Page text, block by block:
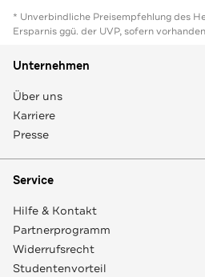
* Unverbindliche Preisempfehlung des
Ersparnis ggü. der UVP, sofern vorhanden
Unternehmen
Über uns
Karriere
Presse
Service
Hilfe & Kontakt
Partnerprogramm
Widerrufsrecht
Studentenvorteil